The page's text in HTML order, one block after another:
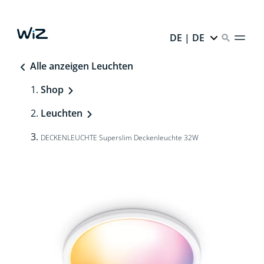
DE | DE
Alle anzeigen Leuchten
Shop
Leuchten
DECKENLEUCHTE Superslim Deckenleuchte 32W